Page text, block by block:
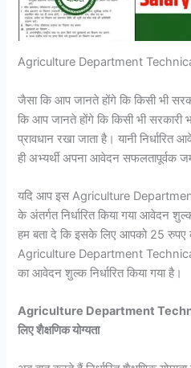
Agriculture Department
जैसा कि आप जानते होंगे कि किसी भी
कि आप जानते होंगे कि किसी भी
प्रावधान रखा जाता है। यानी
ही अभ्यर्थी अपना आवेदन सफलतापूर्वक
यदि आप इस Agriculture
के अंतर्गत निर्धारित किया गया आवेदन
हम बता दे कि इसके लिए आपको 25 रुपए
Agriculture Department
का आवेदन शुल्क निर्धारित किया गया है।
Agriculture Department
लिए शैक्षणिक योग्यता